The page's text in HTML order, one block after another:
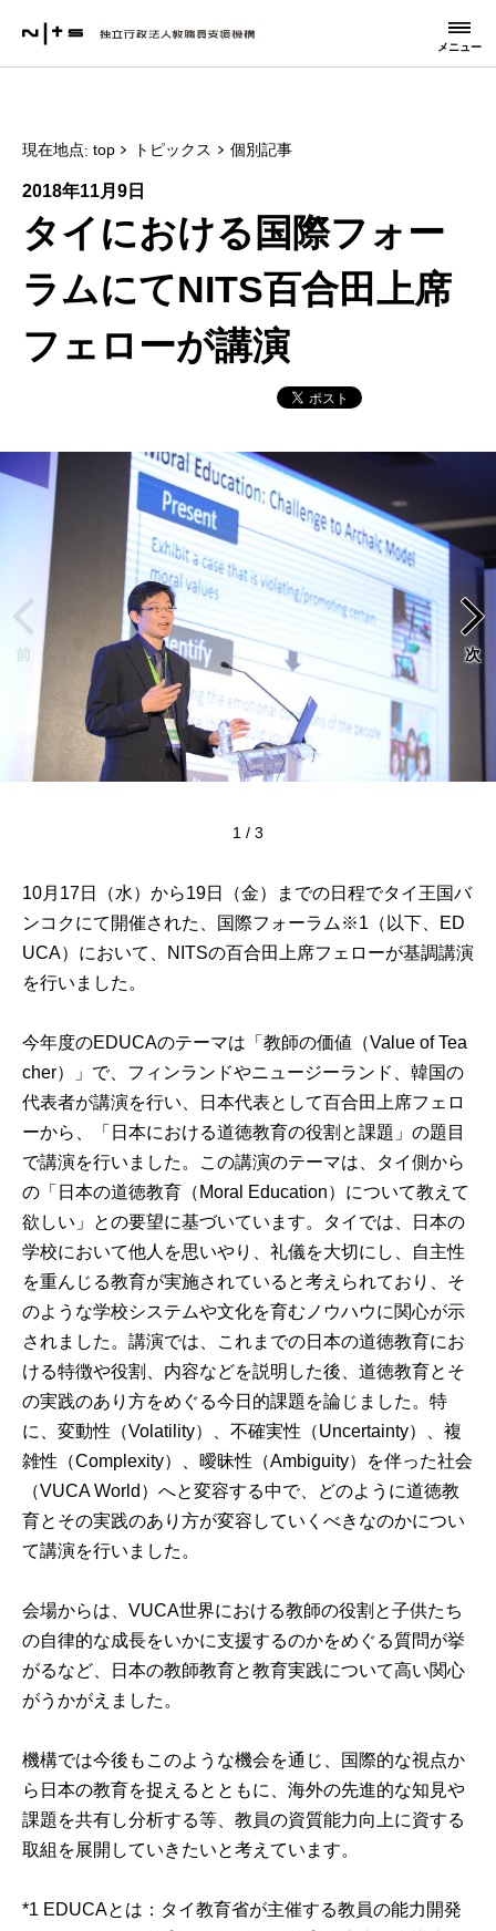
メニュー
現在地点 top トピックス 個別記事
2018年11月9日
タイにおける国際フォー
ラムにてNITS百合田上席
フェローが講演
前 次
1 / 3
10月17日（水）から19日（金）までの日程でタイ王国バ
ンコクにて開催された、国際フォーラム※1（以下、ED
UCA）において、NITSの百合田上席フェローが基調講演
を行いました。
今年度のEDUCAのテーマは「教師の価値（Value of Tea
cher）」で、フィンランドやニュージーランド、韓国の
代表者が講演を行い、日本代表として百合田上席フェロ
ーから、「日本における道徳教育の役割と課題」の題目
で講演を行いました。この講演のテーマは、タイ側から
の「日本の道徳教育（Moral Education）について教えて
欲しい」との要望に基づいています。タイでは、日本の
学校において他人を思いやり、礼儀を大切にし、自主性
を重んじる教育が実施されていると考えられており、そ
のような学校システムや文化を育むノウハウに関心が示
されました。講演では、これまでの日本の道徳教育にお
ける特徴や役割、内容などを説明した後、道徳教育とそ
の実践のあり方をめぐる今日的課題を論じました。特
に、変動性（Volatility）、不確実性（Uncertainty）、複
雑性（Complexity）、曖昧性（Ambiguity）を伴った社会
（VUCA World）へと変容する中で、どのように道徳教
育とその実践のあり方が変容していくべきなのかについ
て講演を行いました。
会場からは、VUCA世界における教師の役割と子供たち
の自律的な成長をいかに支援するのかをめぐる質問が挙
がるなど、日本の教師教育と教育実践について高い関心
がうかがえました。
機構では今後もこのような機会を通じ、国際的な視点か
ら日本の教育を捉えるとともに、海外の先進的な知見や
課題を共有し分析する等、教員の資質能力向上に資する
取組を展開していきたいと考えています。
*1 EDUCAとは：タイ教育省が主催する教員の能力開発